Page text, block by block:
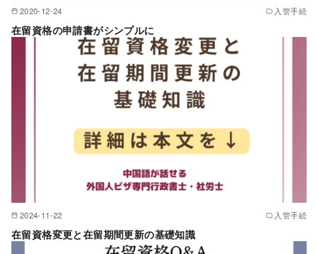
2020-12-24 入管手続
在留資格の申請書がシンプルに
2024-11-22 入管手続
在留資格変更と在留期間更新の基礎知識